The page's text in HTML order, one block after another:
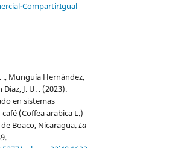
CompartirIgual
., Munguía Hernández,
Díaz, J. U. . (2023).
en sistemas
(Coffea arabica L.)
Boaco, Nicaragua.La